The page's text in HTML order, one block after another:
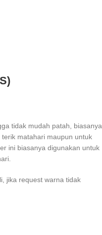
tidak mudah patah, biasanya
matahari maupun untuk
ini biasanya digunakan untuk
jika request warna tidak